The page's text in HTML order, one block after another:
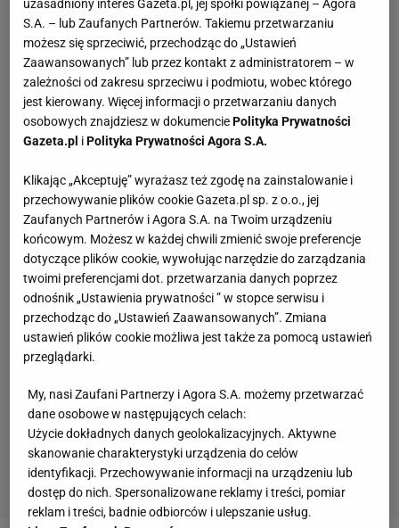
uzasadniony interes Gazeta.pl, jej spółki powiązanej – Agora
S.A. – lub Zaufanych Partnerów. Takiemu przetwarzaniu
możesz się sprzeciwić, przechodząc do „Ustawień
Zaawansowanych” lub przez kontakt z administratorem – w
zależności od zakresu sprzeciwu i podmiotu, wobec którego
jest kierowany. Więcej informacji o przetwarzaniu danych
osobowych znajdziesz w dokumenciePolityka Prywatności
Gazeta.pl iPolityka Prywatności Agora S.A.
Klikając „Akceptuję” wyrażasz też zgodę na zainstalowanie i
przechowywanie plików cookie Gazeta.pl sp. z o.o., jej
Zaufanych Partnerów i Agora S.A. na Twoim urządzeniu
końcowym. Możesz w każdej chwili zmienić swoje preferencje
dotyczące plików cookie, wywołując narzędzie do zarządzania
twoimi preferencjami dot. przetwarzania danych poprzez
odnośnik „Ustawienia prywatności ” w stopce serwisu i
przechodząc do „Ustawień Zaawansowanych”. Zmiana
ustawień plików cookie możliwa jest także za pomocą ustawień
przeglądarki.
My, nasi Zaufani Partnerzy i Agora S.A. możemy przetwarzać
dane osobowe w następujących celach:
Użycie dokładnych danych geolokalizacyjnych. Aktywne
skanowanie charakterystyki urządzenia do celów
identyfikacji. Przechowywanie informacji na urządzeniu lub
dostęp do nich. Spersonalizowane reklamy i treści, pomiar
reklam i treści, badnie odbiorców i ulepszanie usług.